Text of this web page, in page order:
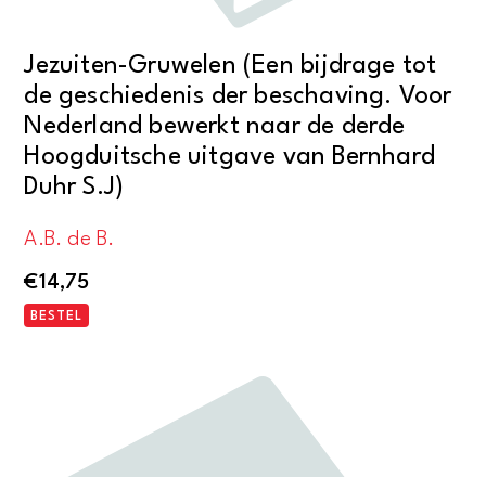
Jezuiten-Gruwelen (Een bijdrage tot
de geschiedenis der beschaving. Voor
Nederland bewerkt naar de derde
Hoogduitsche uitgave van Bernhard
Duhr S.J)
A.B. de B.
€14,75
BESTEL